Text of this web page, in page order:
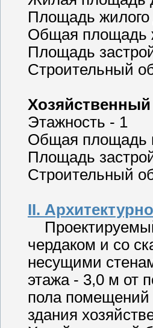
Площадь
Общая площадь
Площадь
Строительный
Этажность - 1
Общая площадь
Площадь
Строительный
II.
чердаком и со
несущими
этажа - 3,0 м от
пола помещений
здания